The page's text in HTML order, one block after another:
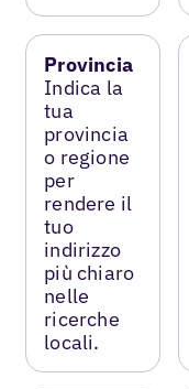
Provincia
Indica la
tua
provincia
o regione
per
rendere il
tuo
indirizzo
più chiaro
nelle
ricerche
locali.